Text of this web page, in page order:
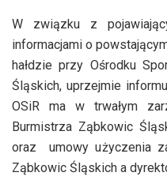
W związku z
informacjami o
hałdzie przy Ośrodku
Śląskich, uprzejmie
OSiR ma w trwałym
Burmistrza Ząbkowic
oraz umowy użyczenia
Ząbkowic Śląskich a